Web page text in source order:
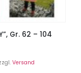
Gr. 62 – 104
Versand